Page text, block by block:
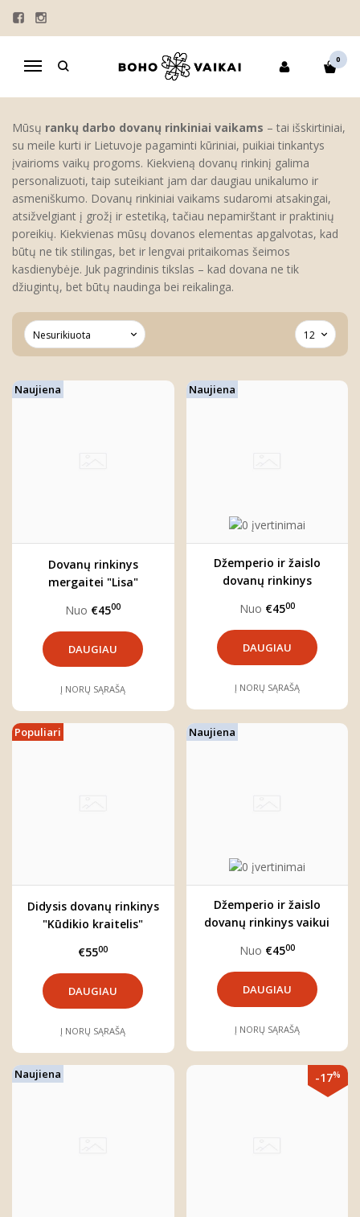
Navigacija
0
DOVANŲ RINKINIAI
MARŠKINĖLIAI VAIKAMS
VELYKŲ DRABUŽIŲ KOMPLEKTAI
Mūsų rankų darbo dovanų rinkiniai vaikams – tai išskirtiniai,
su meile kurti ir Lietuvoje pagaminti kūriniai, puikiai tinkantys
įvairioms vaikų progoms. Kiekvieną dovanų rinkinį galima
personalizuoti, taip suteikiant jam dar daugiau unikalumo ir
asmeniškumo. Dovanų rinkiniai vaikams sudaromi atsakingai,
atsižvelgiant į grožį ir estetiką, tačiau nepamirštant ir praktinių
poreikių. Kiekvienas mūsų dovanos elementas apgalvotas, kad
būtų ne tik stilingas, bet ir lengvai pritaikomas šeimos
kasdienybėje. Juk pagrindinis tikslas – kad dovana ne tik
džiugintų, bet būtų naudinga bei reikalinga.
Naujiena
Dovanų rinkinys
mergaitei "Lisa"
Nuo €4500
DAUGIAU
Į NORŲ SĄRAŠĄ
Naujiena
Džemperio ir žaislo
dovanų rinkinys
Nuo €4500
DAUGIAU
Į NORŲ SĄRAŠĄ
Populiari
Didysis dovanų rinkinys
"Kūdikio kraitelis"
€5500
DAUGIAU
Į NORŲ SĄRAŠĄ
Naujiena
Džemperio ir žaislo
dovanų rinkinys vaikui
Nuo €4500
DAUGIAU
Į NORŲ SĄRAŠĄ
Naujiena -17%